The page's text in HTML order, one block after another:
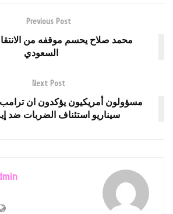
Previous Post
محمد صلاح يحسم موقفه من
السعودي
Next Post
مسؤولون أمريكيون يؤكدون ان
سيناريو استئناف الضربات ضد